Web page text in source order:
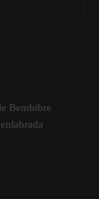
Bembibre